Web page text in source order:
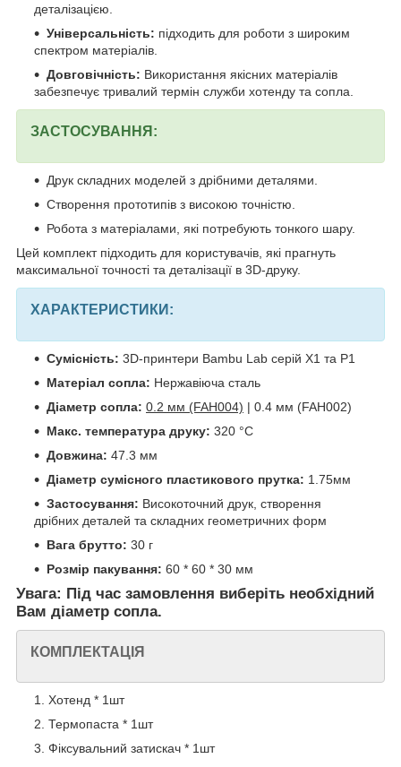
деталізацією.
Універсальність: підходить для роботи з широким
спектром матеріалів.
Довговічність: Використання якісних матеріалів
забезпечує тривалий термін служби хотенду та сопла.
ЗАСТОСУВАННЯ:
Друк складних моделей з дрібними деталями.
Створення прототипів з високою точністю.
Робота з матеріалами, які потребують тонкого шару.
Цей комплект підходить для користувачів, які прагнуть
максимальної точності та деталізації в 3D-друку.
ХАРАКТЕРИСТИКИ:
Сумісність: 3D-принтери Bambu Lab серій X1 та P1
Матеріал сопла: Нержавіюча сталь
Діаметр сопла: 0.2 мм (FAH004) | 0.4 мм (FAH002)
Макс. температура друку: 320 °C
Довжина: 47.3 мм
Діаметр сумісного пластикового прутка: 1.75мм
Застосування: Високоточний друк, створення
дрібних деталей та складних геометричних форм
Вага брутто: 30 г
Розмір пакування: 60 * 60 * 30 мм
Увага: Під час замовлення виберіть необхідний
Вам діаметр сопла.
КОМПЛЕКТАЦІЯ
Хотенд * 1шт
Термопаста * 1шт
Фіксувальний затискач * 1шт